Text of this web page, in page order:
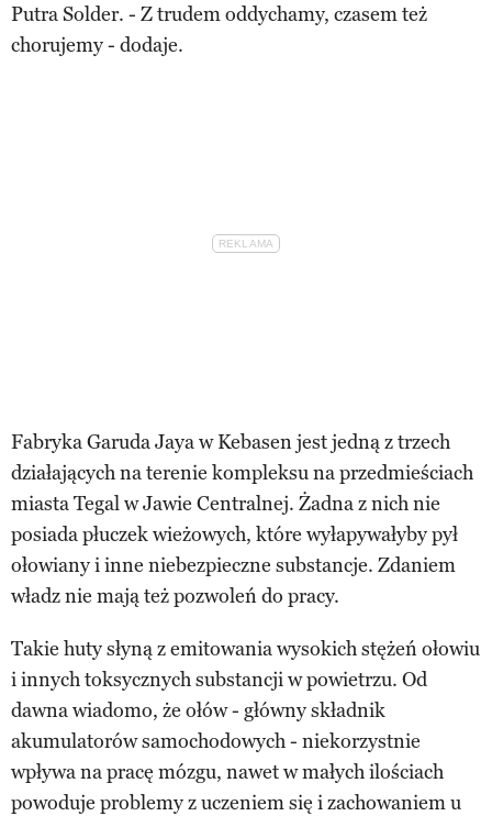
Putra Solder. - Z trudem oddychamy, czasem też
chorujemy - dodaje.
Fabryka Garuda Jaya w Kebasen jest jedną z trzech
działających na terenie kompleksu na przedmieściach
miasta Tegal w Jawie Centralnej. Żadna z nich nie
posiada płuczek wieżowych, które wyłapywałyby pył
ołowiany i inne niebezpieczne substancje. Zdaniem
władz nie mają też pozwoleń do pracy.
Takie huty słyną z emitowania wysokich stężeń ołowiu
i innych toksycznych substancji w powietrzu. Od
dawna wiadomo, że ołów - główny składnik
akumulatorów samochodowych - niekorzystnie
wpływa na pracę mózgu, nawet w małych ilościach
powoduje problemy z uczeniem się i zachowaniem u